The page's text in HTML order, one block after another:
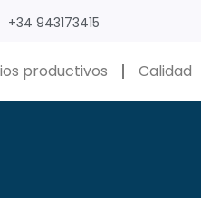
+34 943173415
productivos Calidad